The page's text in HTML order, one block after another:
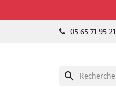
05 65 71 95 21
search